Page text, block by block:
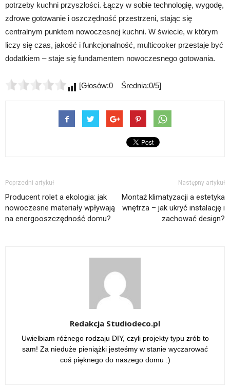
potrzeby kuchni przyszłości. Łączy w sobie technologię, wygodę,
zdrowe gotowanie i oszczędność przestrzeni, stając się
centralnym punktem nowoczesnej kuchni. W świecie, w którym
liczy się czas, jakość i funkcjonalność, multicooker przestaje być
dodatkiem – staje się fundamentem nowoczesnego gotowania.
[Głosów:0 Średnia:0/5]
Poprzedni artykuł
Producent rolet a ekologia: jak
nowoczesne materiały wpływają
na energooszczędność domu?
Następny artykuł
Montaż klimatyzacji a estetyka
wnętrza – jak ukryć instalację i
zachować design?
Redakcja Studiodeco.pl
Uwielbiam różnego rodzaju DIY, czyli projekty typu zrób to
sam! Za nieduże pieniążki jesteśmy w stanie wyczarować
coś pięknego do naszego domu :)